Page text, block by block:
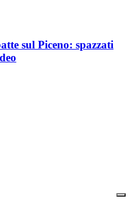
sul Piceno: spazzati